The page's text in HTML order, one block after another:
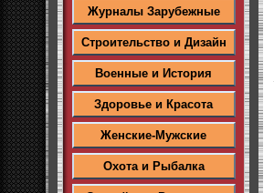
Журналы Зарубежные
Строительство и Дизайн
Военные и История
Здоровье и Красота
Женские-Мужские
Охота и Рыбалка